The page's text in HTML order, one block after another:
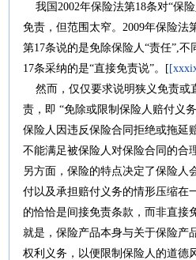
我国2002年保险法第18条对“保
免责，但范围太窄。2009年保险法
第17条说的是免除保险人“责任”,不
17条采纳的是“直接免责说”。[
然而，仅仅要求说明狭义免责或
责，即 “免除或限制保险人赔付义
保险人因违反保险合同拒绝或拖延
不能满足被保险人对保险合同的合
另方面，保险的特点决定了保险人
付以及承担赔付义务的情形压缩在
的恰恰是间接免责条款，而非直接
就是，保险产品本身与关于保险产
权利义务，以便限制保险人的道德